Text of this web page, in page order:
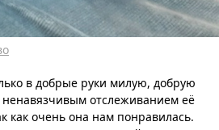
в добрые руки милую, добрую
ненавязчивым отслеживанием её
как очень она нам понравилась.